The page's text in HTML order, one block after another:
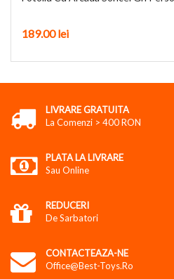
189.00lei
LIVRARE GRATUITA
La Comenzi > 400 RON
PLATA LA LIVRARE
Sau Online
REDUCERI
De Sarbatori
CONTACTEAZA-NE
Office@best-Toys.ro